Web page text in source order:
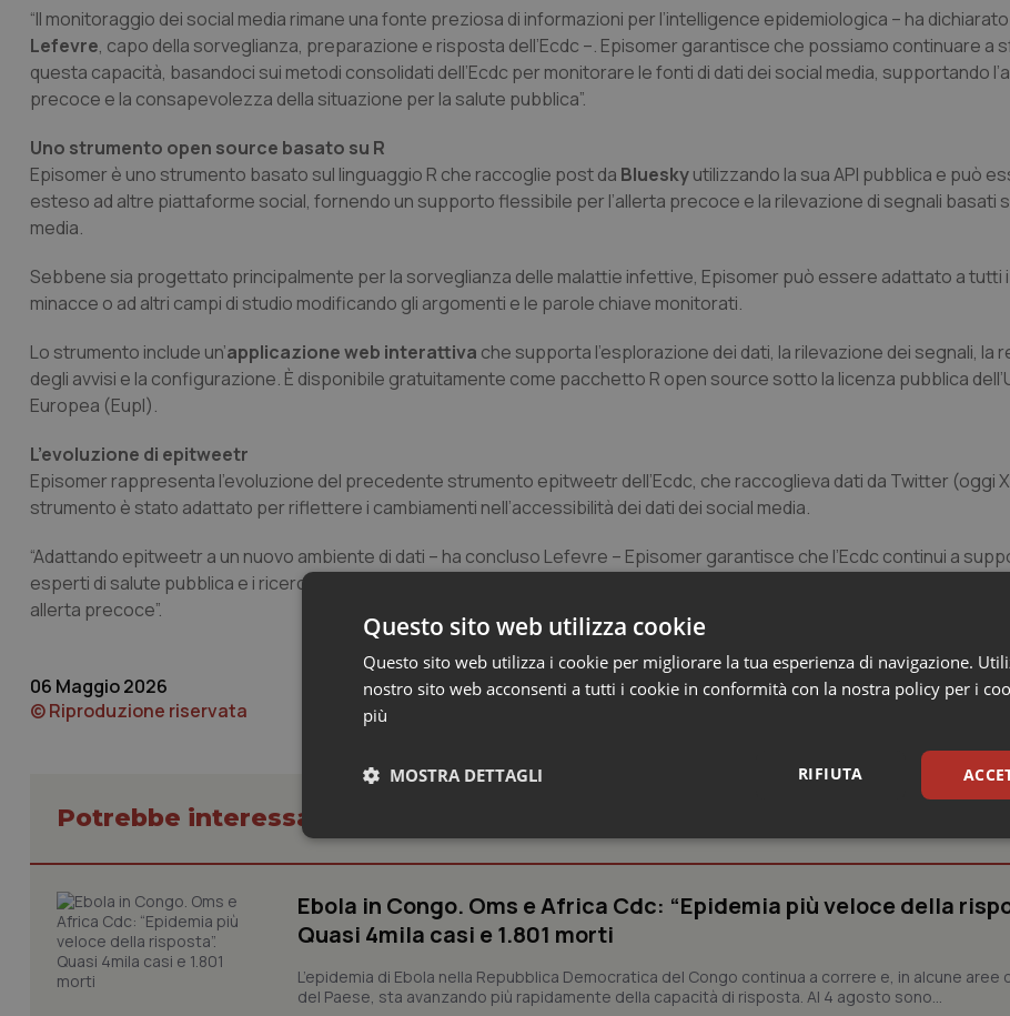
“Il monitoraggio dei social media rimane una fonte preziosa di informazioni per l’intelligence epidemiologica – ha dichiarato
Lefevre, capo della sorveglianza, preparazione e risposta dell’Ecdc –. Episomer garantisce che possiamo continuare a
questa capacità, basandoci sui metodi consolidati dell’Ecdc per monitorare le fonti di dati dei social media, supportando
precoce e la consapevolezza della situazione per la salute pubblica”.
Uno strumento open source basato su R
Episomer è uno strumento basato sul linguaggio R che raccoglie post da Blueskyutilizzando la sua API pubblica e può
esteso ad altre piattaforme social, fornendo un supporto flessibile per l’allerta precoce e la rilevazione di segnali basati
media.
Sebbene sia progettato principalmente per la sorveglianza delle malattie infettive, Episomer può essere adattato a tutti i
minacce o ad altri campi di studio modificando gli argomenti e le parole chiave monitorati.
Lo strumento include un’applicazione web interattiva che supporta l’esplorazione dei dati, la rilevazione dei segnali, la
degli avvisi e la configurazione. È disponibile gratuitamente come pacchetto R open source sotto la licenza pubblica
Europea (Eupl).
L’evoluzione di epitweetr
Episomer rappresenta l’evoluzione del precedente strumento epitweetr dell’Ecdc, che raccoglieva dati da Twitter (oggi
strumento è stato adattato per riflettere i cambiamenti nell’accessibilità dei dati dei social media.
“Adattando epitweetr a un nuovo ambiente di dati – ha concluso Lefevre – Episomer garantisce che l’Ecdc continui a
esperti di salute pubblica e i ricercatori che utilizzano i social media come parte dell’intelligence epidemiologica e dei
allerta precoce”.
06 Maggio 2026
© Riproduzione riservata
Potrebbe interessarti in Scienza e Farmaci
Ebola in Congo. Oms e Africa Cdc: “Epidemia più veloce della
Quasi 4mila casi e 1.801 morti
L’epidemia di Ebola nella Repubblica Democratica del Congo continua a correre e, in alcune aree
del Paese, sta avanzando più rapidamente della capacità di risposta. Al 4 agosto sono...
Questo sito web utilizza cookie
Questo sito web utilizza i cookie per migliorare la tua esperienza di navigazione.
nostro sito web acconsenti a tutti i cookie in conformità con la nostra policy per i
più
RIFIUTA
MOSTRA DETTAGLI
Necessari Statistici
Necessari Statistici Marketing